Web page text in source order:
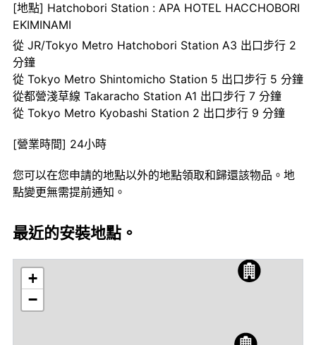
[地點] Hatchobori Station : APA HOTEL HACCHOBORI
EKIMINAMI
從 JR/Tokyo Metro Hatchobori Station A3 出口步行 2
分鐘
從 Tokyo Metro Shintomicho Station 5 出口步行 5 分鐘
從都營淺草線 Takaracho Station A1 出口步行 7 分鐘
從 Tokyo Metro Kyobashi Station 2 出口步行 9 分鐘
[營業時間] 24小時
您可以在您申請的地點以外的地點領取和歸還該物品。地
點變更無需提前通知。
最近的安裝地點。
+
−